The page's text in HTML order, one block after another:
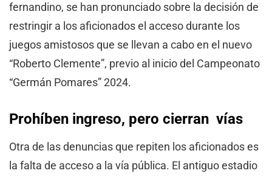
fernandino, se han pronunciado sobre la decisión de
restringir a los aficionados el acceso durante los
juegos amistosos que se llevan a cabo en el nuevo
“Roberto Clemente”, previo al inicio del Campeonato
“Germán Pomares” 2024.
Prohíben ingreso, pero cierran vías
Otra de las denuncias que repiten los aficionados es
la falta de acceso a la vía pública. El antiguo estadio